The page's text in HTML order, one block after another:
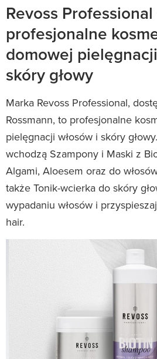
Revoss
profesjonalne
domowej
skóry głowy
Marka Revoss Professional,
Rossmann, to profesjonalne
pielęgnacji włosów i skóry
wchodzą Szampony i Maski z
Algami, Aloesem oraz do
także Tonik-wcierka do skóry
wypadaniu włosów i
hair.